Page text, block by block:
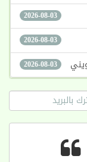
2026-08-03
2026-08-03
2026-08-03